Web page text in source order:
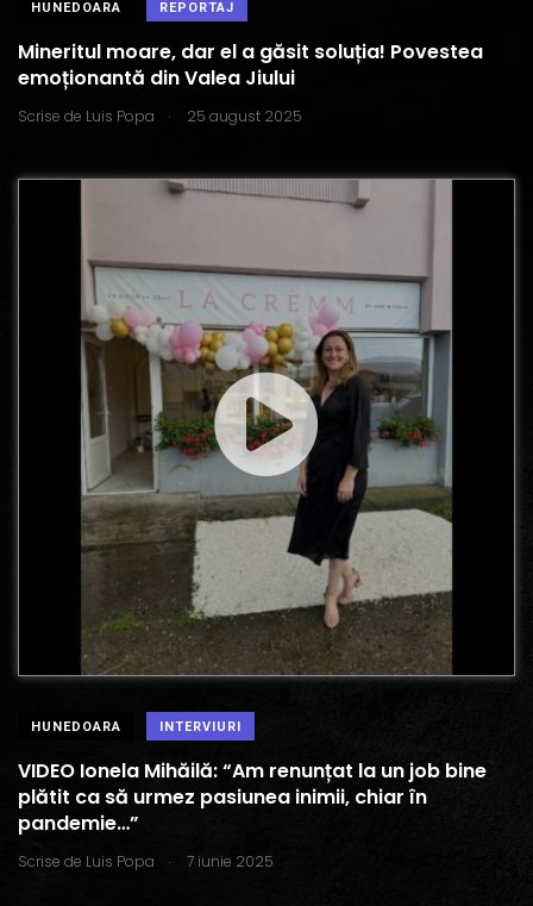
HUNEDOARA REPORTAJ
Mineritul moare, dar el a găsit soluția! Povestea
emoționantă din Valea Jiului
Scrise de Luis Popa . 25 august 2025
HUNEDOARA INTERVIURI
VIDEO Ionela Mihăilă: “Am renunțat la un job bine
plătit ca să urmez pasiunea inimii, chiar în
pandemie…”
Scrise de Luis Popa . 7 iunie 2025